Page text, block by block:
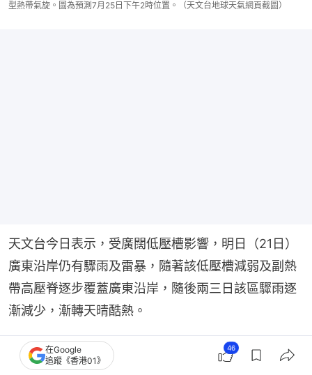
型熱帶氣旋。圖為預測7月25日下午2時位置。（天文台地球天氣網頁截圖）
天文台今日表示，受廣闊低壓槽影響，明日（21日）
廣東沿岸仍有驟雨及雷暴，隨著該低壓槽減弱及副熱
帶高壓脊逐步覆蓋廣東沿岸，隨後兩三日該區驟雨逐
漸減少，漸轉天晴酷熱。
料周末期間大致移向廣東沿岸一帶 天文台：路
在Google
追蹤《香港01》
46